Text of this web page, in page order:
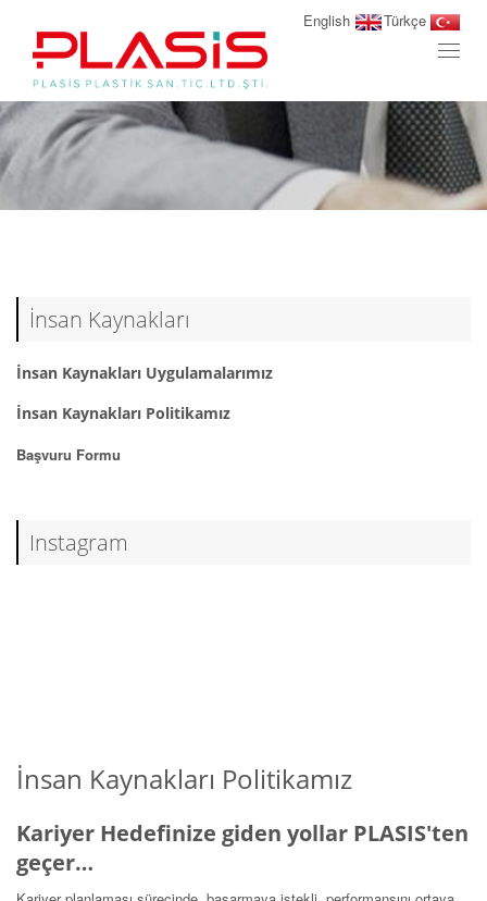
English Türkçe
İnsan Kaynakları
İnsan Kaynakları Uygulamalarımız
İnsan Kaynakları Politikamız
Başvuru Formu
Instagram
İnsan Kaynakları Politikamız
Kariyer Hedefinize giden yollar PLASIS'ten
geçer…